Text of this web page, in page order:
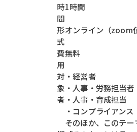
時
間
1時間
形
式
オンライン（zoom
費
用
無料
対
象
者
・経営者
・人事・労務担当者
・人事・育成担当
・コンプライアン
そのほか、このテ